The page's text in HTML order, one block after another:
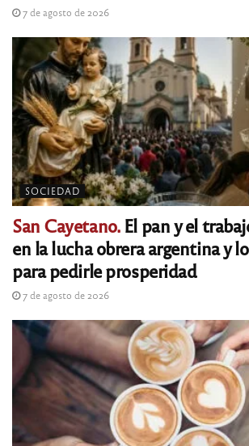
7 de agosto de 2026
SOCIEDAD
San Cayetano.El pan y el
en la lucha obrera argentina y
para pedirle prosperidad
7 de agosto de 2026